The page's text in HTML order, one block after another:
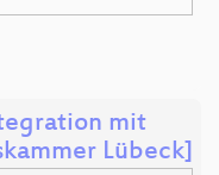
mit
Lübeck]